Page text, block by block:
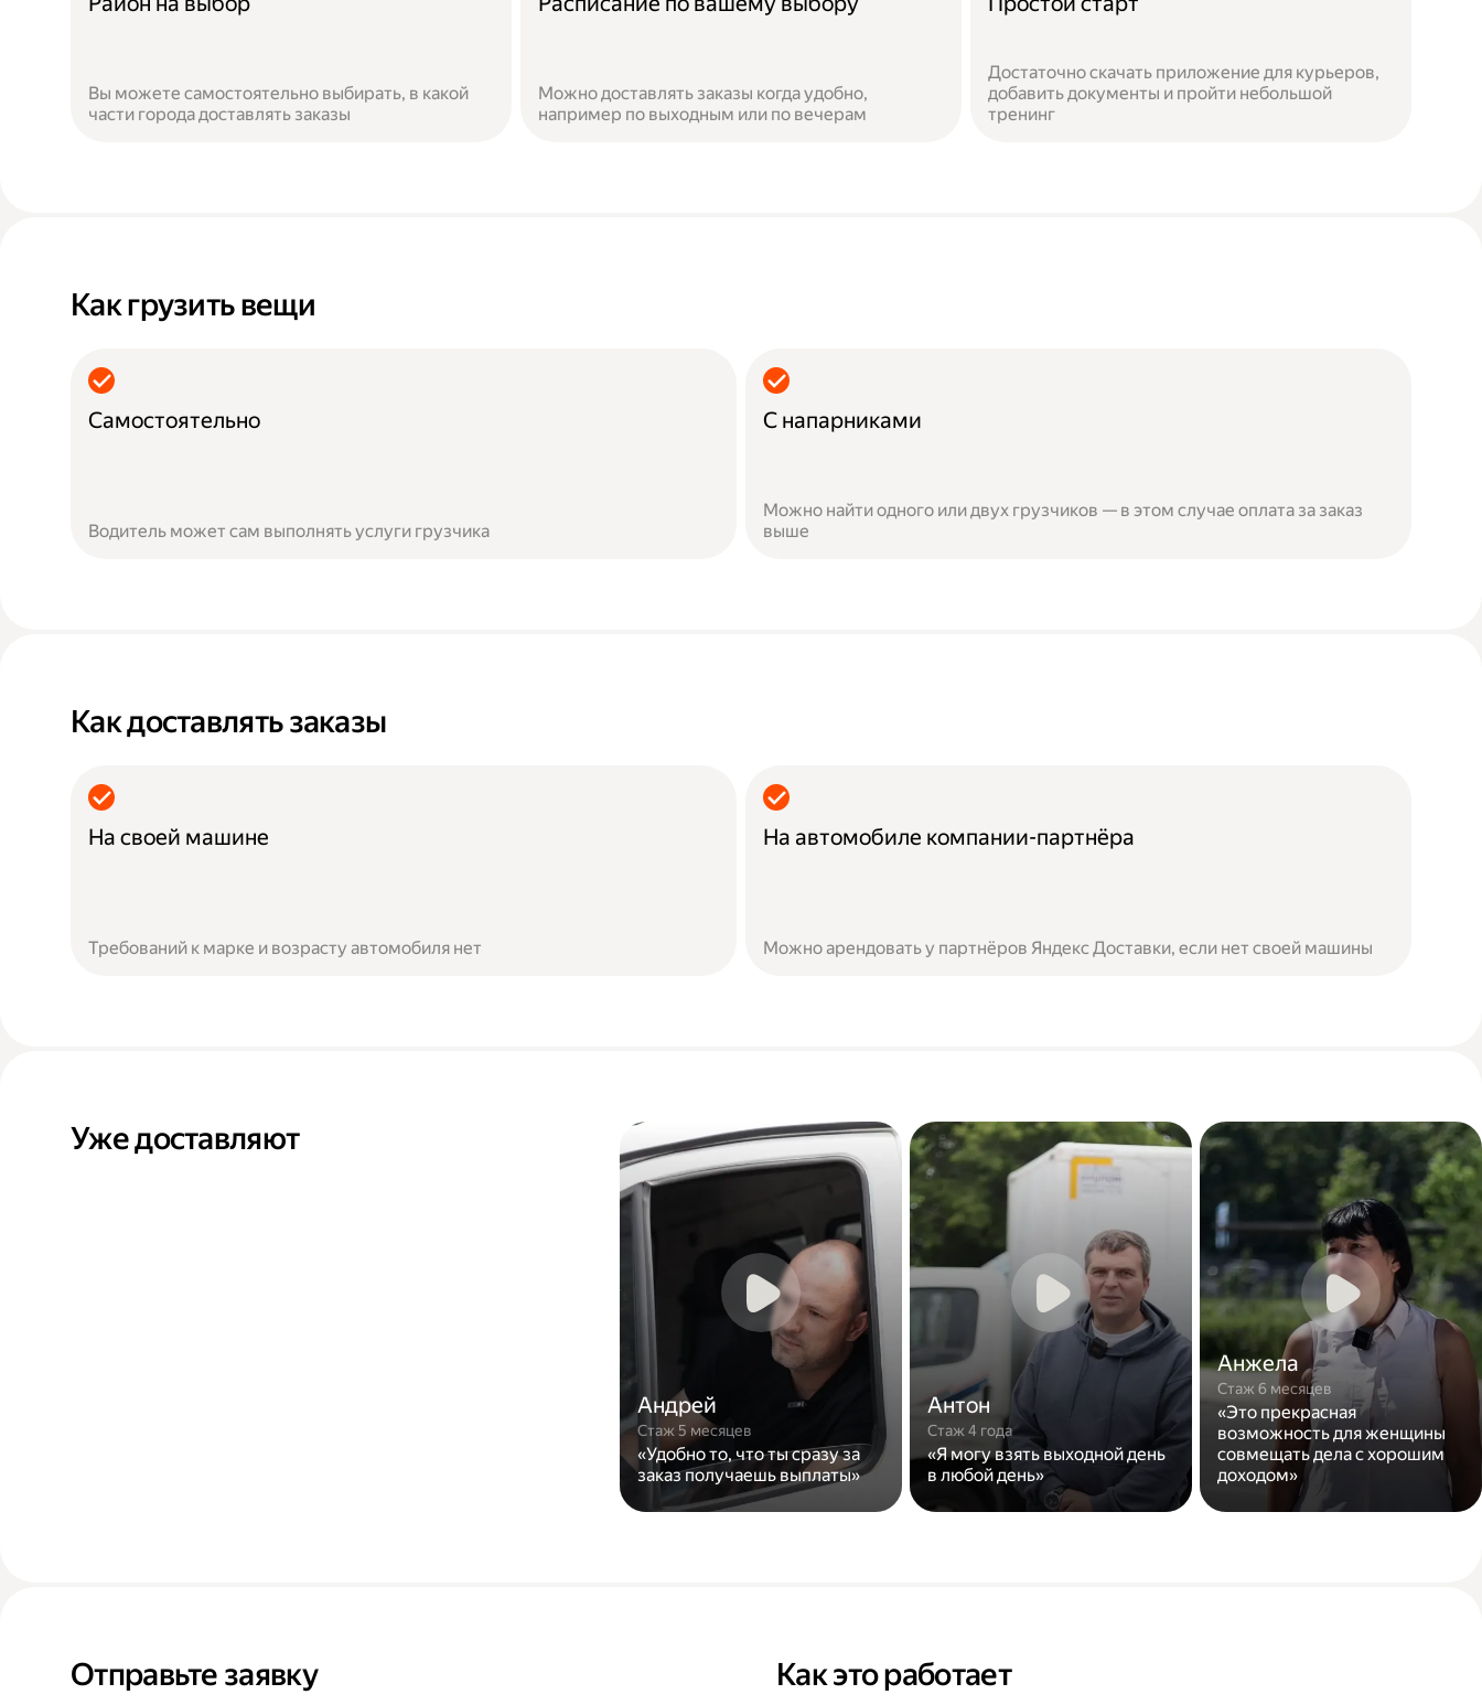
Вы можете самостоятельно выбирать, в какой
части города доставлять заказы
Можно доставлять заказы когда удобно,
например по выходным или по вечерам
Достаточно скачать приложение для курьеров,
добавить документы и пройти небольшой
тренинг
Как грузить вещи
Самостоятельно
Водитель может сам выполнять услуги грузчика
С напарниками
Можно найти одного или двух грузчиков — в этом случае оплата за заказ
выше
Как доставлять заказы
На своей машине
Требований к марке и возрасту автомобиля нет
На автомобиле компании-партнёра
Можно арендовать у партнёров Яндекс Доставки, если нет своей машины
Уже доставляют
Андрей
Стаж 5 месяцев
«Удобно то, что ты сразу за
заказ получаешь выплаты»
Антон
Стаж 4 года
«Я могу взять выходной день
в любой день»
Анжела
Стаж 6 месяцев
«Это прекрасная
возможность для женщины
совмещать дела с хорошим
доходом»
Отправьте заявку Как это работает